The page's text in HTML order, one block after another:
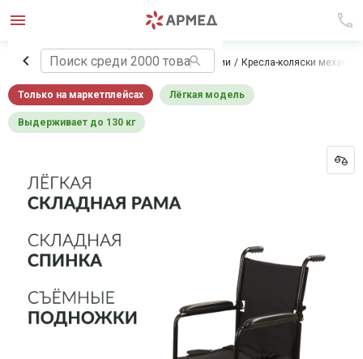
Главная Технические средства реабилитации Кресла-коляски
Только на маркетплейсах Лёгкая модель
Выдерживает до 130 кг